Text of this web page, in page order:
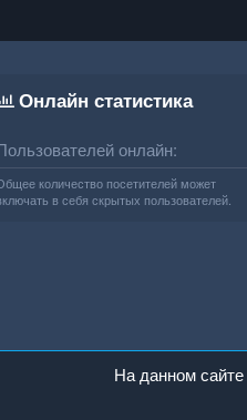
Онлайн статистика
онлайн
количество посетителей может
в себя скрытых пользователей.
На данном